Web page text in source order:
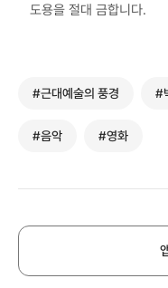
도용을 절대 금합니다.
#근대예술의 풍경 #
#음악 #영화